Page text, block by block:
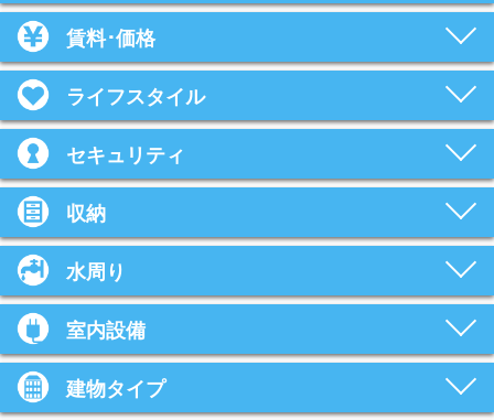
賃料･価格
ライフスタイル
セキュリティ
収納
水周り
室内設備
建物タイプ